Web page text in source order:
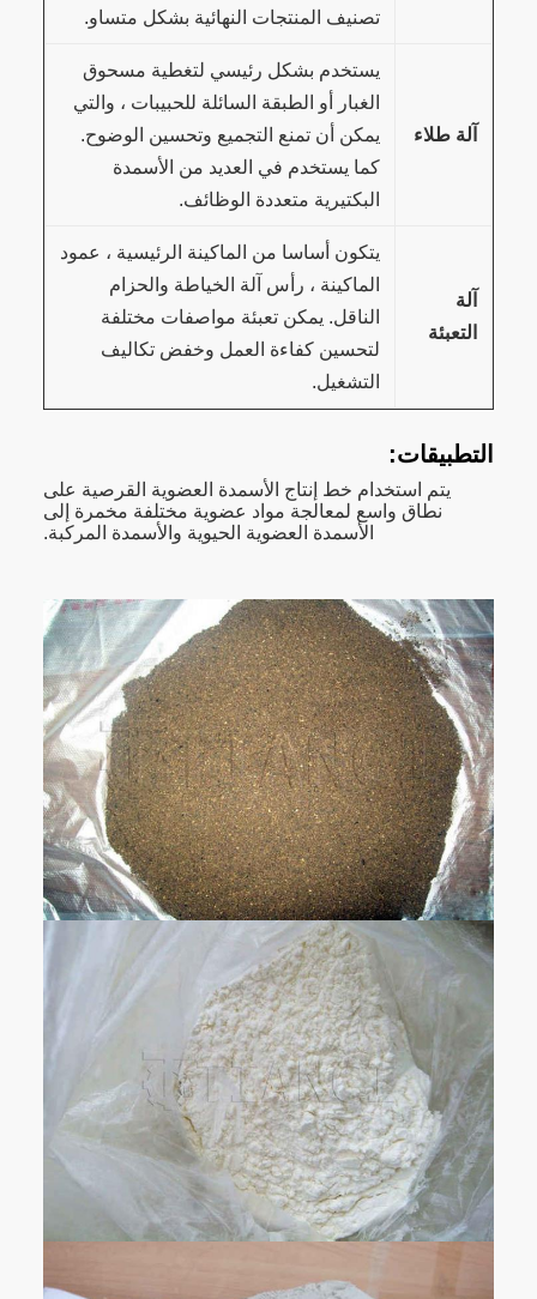
تصنيف المنتجات النهائية بشكل متساو.
آلة طلاء
يستخدم بشكل رئيسي لتغطية مسحوق
الغبار أو الطبقة السائلة للحبيبات ، والتي
يمكن أن تمنع التجميع وتحسين الوضوح.
كما يستخدم في العديد من الأسمدة
البكتيرية متعددة الوظائف.
آلة
التعبئة
يتكون أساسا من الماكينة الرئيسية ، عمود
الماكينة ، رأس آلة الخياطة والحزام
الناقل. يمكن تعبئة مواصفات مختلفة
لتحسين كفاءة العمل وخفض تكاليف
التشغيل.
التطبيقات:
يتم استخدام خط إنتاج الأسمدة العضوية القرصية على
نطاق واسع لمعالجة مواد عضوية مختلفة مخمرة إلى
الأسمدة العضوية الحيوية والأسمدة المركبة.